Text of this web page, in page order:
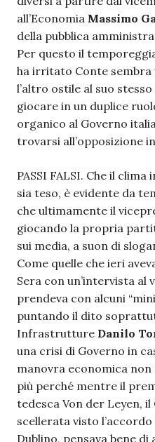
all’Economia Massimo
della pubblica
Per questo il
ha irritato Conte sembra
l’altro ostile al suo
giocare in un duplice
organico al Governo
trovarsi all’opposizione
PASSI FALSI. Che il
sia teso, è evidente da
che ultimamente il
giocando la propria
sui media, a suon di
Come quelle che ieri
Sera con un’intervista al
prendeva con alcuni
puntando il dito
Infrastrutture Danilo
una crisi di Governo in
manovra economica non
più perché mentre il
tedesca Von der Leyen,
scellerata visto
Dublino, pensava bene